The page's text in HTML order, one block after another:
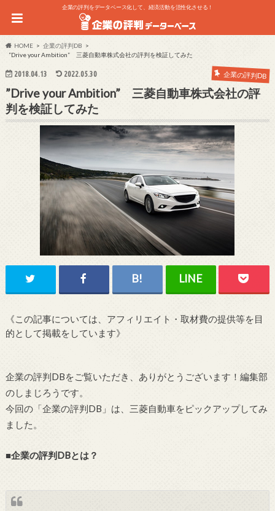
企業の評判をデータベース化して、経済活動を活性化させる！
HOME
企業の評判DB
”Drive your Ambition” 三菱自動車株式会社の評判を検証してみた
2018.04.13 2022.05.30 企業の評判DB
”Drive your Ambition” 三菱自動車株式会社の評
判を検証してみた
《この記事については、アフィリエイト・取材費の提供等を目
的として掲載をしています》
企業の評判DBをご覧いただき、ありがとうございます！編集部
のしまじろうです。
今回の「企業の評判DB」は、三菱自動車をピックアップしてみ
ました。
■企業の評判DBとは？